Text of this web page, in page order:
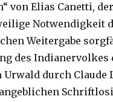
von Elias Canetti,
Notwendigkeit
Weitergabe
des Indianervolkes
durch Claude